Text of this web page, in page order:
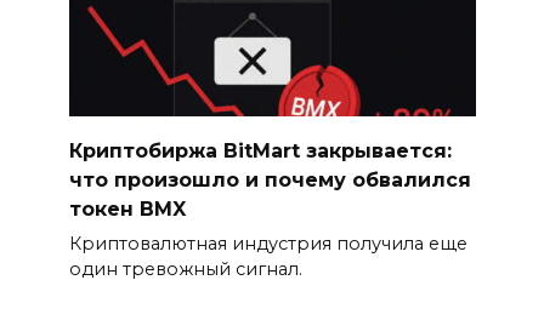
Криптобиржа BitMart закрывается:
что произошло и почему обвалился
токен BMX
Криптовалютная индустрия получила еще
один тревожный сигнал.